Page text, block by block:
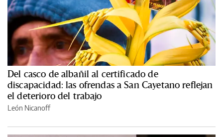
Del casco de albañil al certificado de
discapacidad: las ofrendas a San Cayetano reflejan
el deterioro del trabajo
León Nicanoff